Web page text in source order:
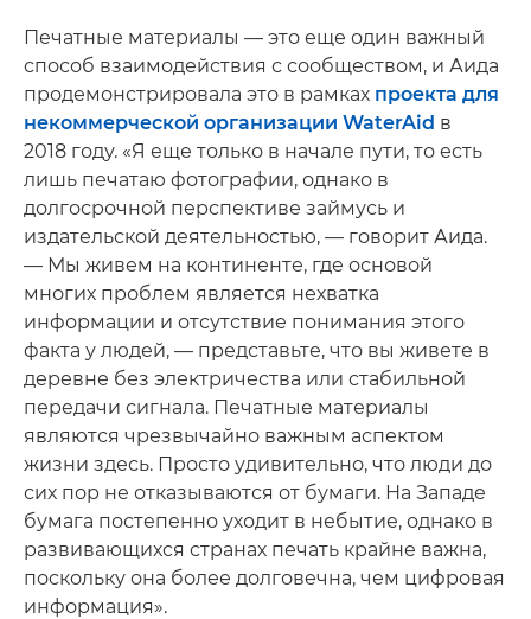
Печатные материалы — это еще один важный
способ взаимодействия с сообществом, и Аида
продемонстрировала это в рамках проекта для
некоммерческой организации WaterAid в
2018 году. «Я еще только в начале пути, то есть
лишь печатаю фотографии, однако в
долгосрочной перспективе займусь и
издательской деятельностью, — говорит Аида.
— Мы живем на континенте, где основой
многих проблем является нехватка
информации и отсутствие понимания этого
факта у людей, — представьте, что вы живете в
деревне без электричества или стабильной
передачи сигнала. Печатные материалы
являются чрезвычайно важным аспектом
жизни здесь. Просто удивительно, что люди до
сих пор не отказываются от бумаги. На Западе
бумага постепенно уходит в небытие, однако в
развивающихся странах печать крайне важна,
поскольку она более долговечна, чем цифровая
информация».